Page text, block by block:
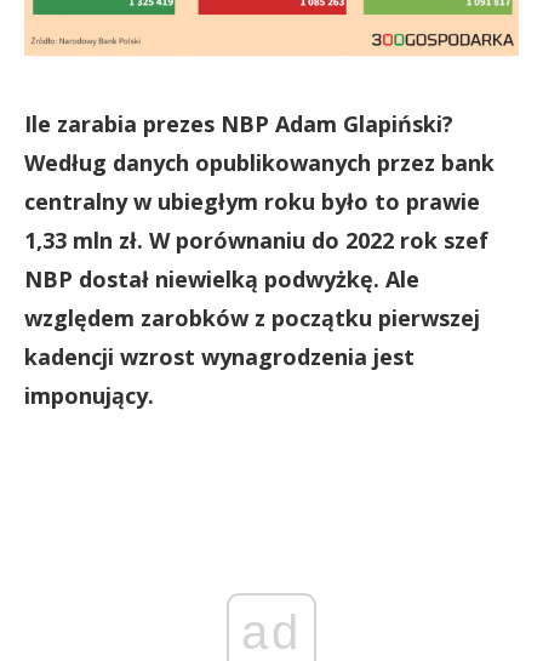
Ile zarabia prezes NBP Adam Glapiński?
Według danych opublikowanych przez bank
centralny w ubiegłym roku było to prawie
1,33 mln zł. W porównaniu do 2022 rok szef
NBP dostał niewielką podwyżkę. Ale
względem zarobków z początku pierwszej
kadencji wzrost wynagrodzenia jest
imponujący.
ad